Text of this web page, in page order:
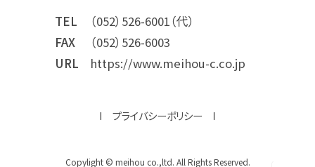
TEL
（052）526-6001（代）
FAX
（052）526-6003
URL
https://www.meihou-c.co.jp
プライバシーポリシー
Copylight © meihou co.,ltd. All Rights Reserved.